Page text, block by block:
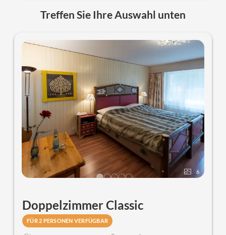
Treffen Sie Ihre Auswahl unten
6
Doppelzimmer Classic
FÜR 2 PERSONEN VERFÜGBAR